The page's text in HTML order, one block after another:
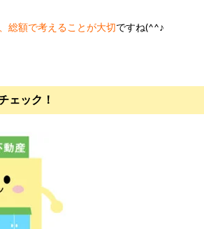
総額で考えることが大切ですね(^^♪
ェック！